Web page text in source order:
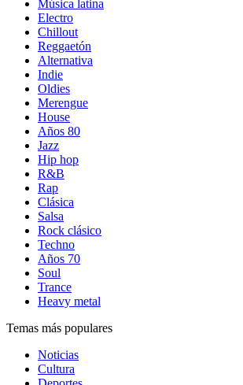
Música latina
Electro
Chillout
Reggaetón
Alternativa
Indie
Oldies
Merengue
House
Años 80
Jazz
Hip hop
R&B
Rap
Clásica
Salsa
Rock clásico
Techno
Años 70
Soul
Trance
Heavy metal
Temas más populares
Noticias
Cultura